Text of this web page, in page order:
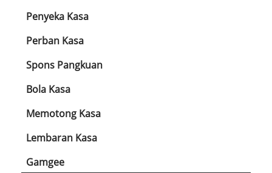
Penyeka Kasa
Perban Kasa
Spons Pangkuan
Bola Kasa
Memotong Kasa
Lembaran Kasa
Gamgee